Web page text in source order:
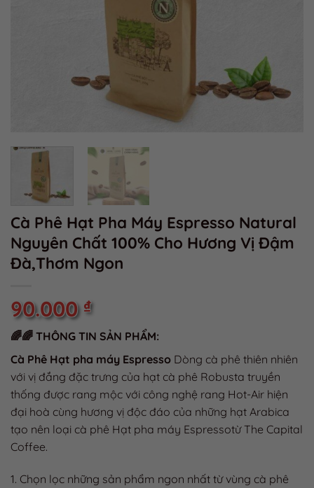
Cà Phê Hạt Pha Máy Espresso Natural
Nguyên Chất 100% Cho Hương Vị Đậm
Đà,Thơm Ngon
90.000 ₫
🌈🌈 THÔNG TIN SẢN PHẨM:
Cà Phê Hạt pha máy Espresso Dòng cà phê thiên nhiên
với vị đắng đặc trưng của hạt cà phê Robusta truyền
thống được rang mộc với công nghệ rang Hot-Air hiện
đại hoà cùng hương vị độc đáo của những hạt Arabica
tạo nên loại cà phê Hạt pha máy Espressotừ The Capital
Coffee.
1. Chọn lọc những sản phẩm ngon nhất từ vùng cà phê